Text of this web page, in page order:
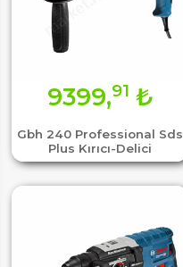
Gbh 240 Professional Sds
Plus Kırıcı-Delici
9399,91 ₺